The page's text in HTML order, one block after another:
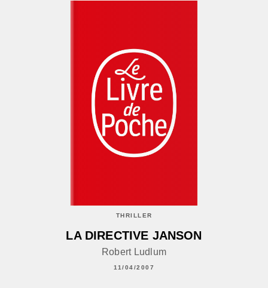
THRILLER
LA DIRECTIVE JANSON
Robert Ludlum
11/04/2007